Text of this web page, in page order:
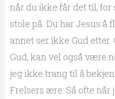
når du ikke får det til, for
stole på. Du har Jesus å
annet ser ikke Gud
Gud, kan vel også være
jeg ikke trang til å
Frelsers ære: Så ofte når